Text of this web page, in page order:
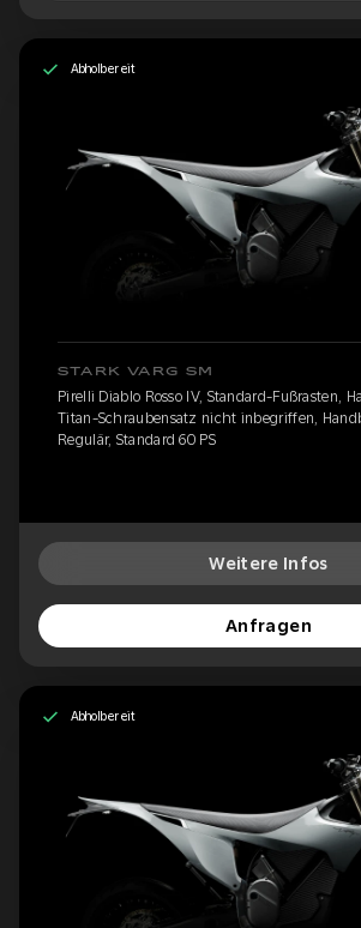
Abholbereit
STARK VARG SM
Pirelli Diablo Rosso IV, Standard-Fußrasten,
Titan-Schraubensatz nicht inbegriffen,
Regulär, Standard 60 PS
Weitere Infos
Anfragen
Abholbereit